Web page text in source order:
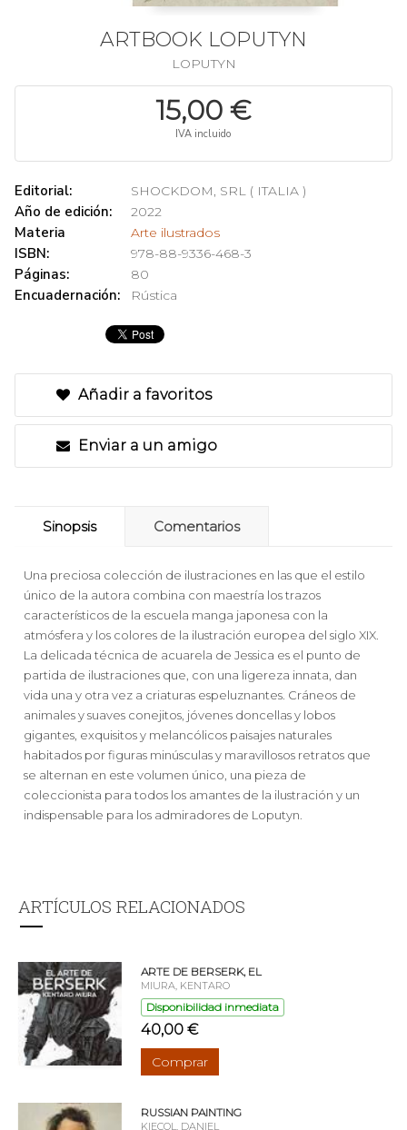
ARTBOOK LOPUTYN
LOPUTYN
15,00 €
IVA incluido
Editorial: SHOCKDOM, SRL ( ITALIA )
Año de edición: 2022
Materia Arte ilustrados
ISBN: 978-88-9336-468-3
Páginas: 80
Encuadernación: Rústica
Añadir a favoritos
Enviar a un amigo
Sinopsis Comentarios
Una preciosa colección de ilustraciones en las que el estilo
único de la autora combina con maestría los trazos
característicos de la escuela manga japonesa con la
atmósfera y los colores de la ilustración europea del siglo XIX.
La delicada técnica de acuarela de Jessica es el punto de
partida de ilustraciones que, con una ligereza innata, dan
vida una y otra vez a criaturas espeluznantes. Cráneos de
animales y suaves conejitos, jóvenes doncellas y lobos
gigantes, exquisitos y melancólicos paisajes naturales
habitados por figuras minúsculas y maravillosos retratos que
se alternan en este volumen único, una pieza de
coleccionista para todos los amantes de la ilustración y un
indispensable para los admiradores de Loputyn.
ARTÍCULOS RELACIONADOS
ARTE DE BERSERK, EL
MIURA, KENTARO
Disponibilidad inmediata
40,00 €
Comprar
RUSSIAN PAINTING
KIECOL, DANIEL